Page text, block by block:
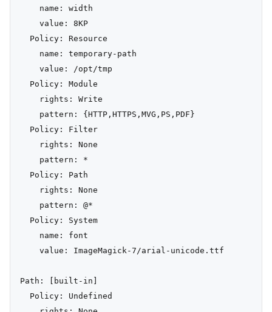
    name: width
    value: 8KP
  Policy: Resource
    name: temporary-path
    value: /opt/tmp
  Policy: Module
    rights: Write
    pattern: {HTTP,HTTPS,MVG,PS,PDF}
  Policy: Filter
    rights: None
    pattern: *
  Policy: Path
    rights: None
    pattern: @*
  Policy: System
    name: font
    value: ImageMagick-7/arial-unicode.ttf
Path: [built-in]
  Policy: Undefined